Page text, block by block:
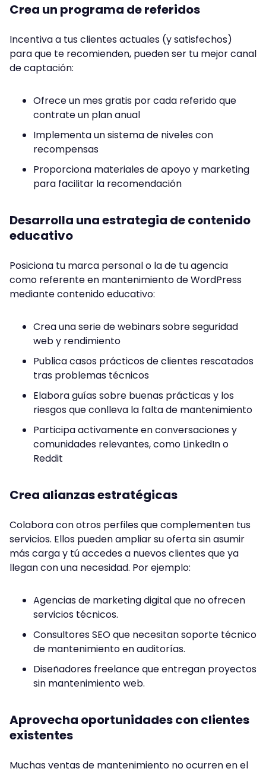
Crea un programa de referidos
Incentiva a tus clientes actuales (y satisfechos)
para que te recomienden, pueden ser tu mejor canal
de captación:
Ofrece un mes gratis por cada referido que
contrate un plan anual
Implementa un sistema de niveles con
recompensas
Proporciona materiales de apoyo y marketing
para facilitar la recomendación
Desarrolla una estrategia de contenido
educativo
Posiciona tu marca personal o la de tu agencia
como referente en mantenimiento de WordPress
mediante contenido educativo:
Crea una serie de webinars sobre seguridad
web y rendimiento
Publica casos prácticos de clientes rescatados
tras problemas técnicos
Elabora guías sobre buenas prácticas y los
riesgos que conlleva la falta de mantenimiento
Participa activamente en conversaciones y
comunidades relevantes, como LinkedIn o
Reddit
Crea alianzas estratégicas
Colabora con otros perfiles que complementen tus
servicios. Ellos pueden ampliar su oferta sin asumir
más carga y tú accedes a nuevos clientes que ya
llegan con una necesidad. Por ejemplo:
Agencias de marketing digital que no ofrecen
servicios técnicos.
Consultores SEO que necesitan soporte técnico
de mantenimiento en auditorías.
Diseñadores freelance que entregan proyectos
sin mantenimiento web.
Aprovecha oportunidades con clientes
existentes
Muchas ventas de mantenimiento no ocurren en el